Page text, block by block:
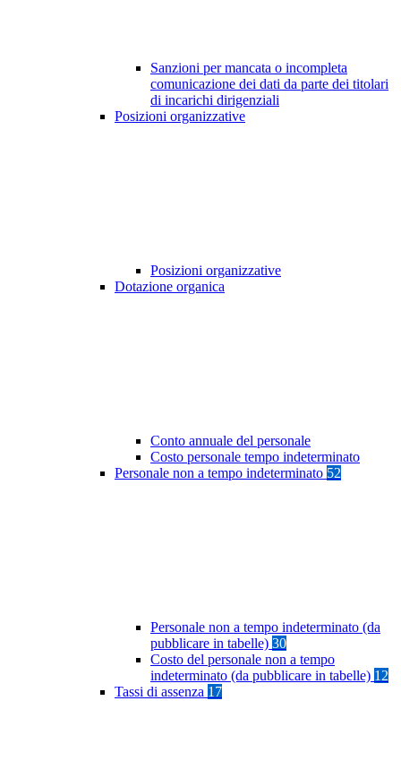
Sanzioni per mancata o incompleta
comunicazione dei dati da parte dei titolari
di incarichi dirigenziali
Posizioni organizzative
Posizioni organizzative
Dotazione organica
Conto annuale del personale
Costo personale tempo indeterminato
Personale non a tempo indeterminato 52
Personale non a tempo indeterminato (da
pubblicare in tabelle) 30
Costo del personale non a tempo
indeterminato (da pubblicare in tabelle) 12
Tassi di assenza 17